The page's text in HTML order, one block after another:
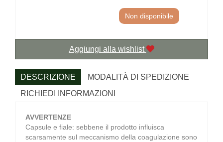
Non disponibile
Aggiungi alla wishlist
DESCRIZIONE
MODALITÀ DI SPEDIZIONE
RICHIEDI INFORMAZIONI
AVVERTENZE
Capsule e fiale: sebbene il prodotto influisca
scarsamente sul meccanismo della coagulazione sono